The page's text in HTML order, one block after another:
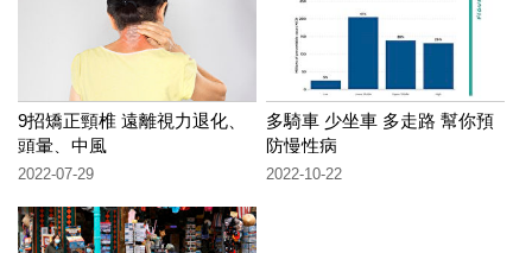
9招矯正頸椎 遠離視力退化、
頭暈、中風
2022-07-29
多騎車 少坐車 多走路 幫你預
防慢性病
2022-10-22